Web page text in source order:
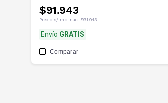
$91.943
Precio s/imp. nac. $91.943
Envío GRATIS
Comparar